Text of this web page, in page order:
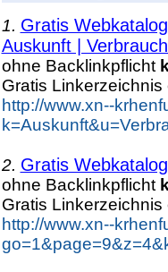
1. Gratis
Auskunft |
ohne Backlinkpflicht
Gratis Linkerzeichnis
http://www.xn--
2. Gratis
ohne Backlinkpflicht
Gratis Linkerzeichnis
http://www.xn--